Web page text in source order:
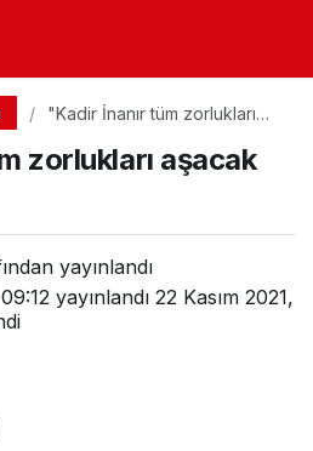
"Kadir İnanır tüm zorlukları
zorlukları aşacak
yayınlandı
yayınlandı 22 Kasım 2021,